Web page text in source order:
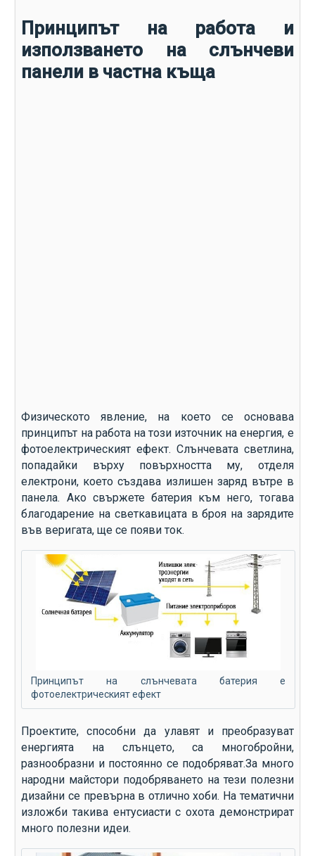
Принципът на работа и
използването на слънчеви
панели в частна къща
Физическото явление, на което се основава
принципът на работа на този източник на енергия, е
фотоелектрическият ефект. Слънчевата светлина,
попадайки върху повърхността му, отделя
електрони, което създава излишен заряд вътре в
панела. Ако свържете батерия към него, тогава
благодарение на светкавицата в броя на зарядите
във веригата, ще се появи ток.
Принципът на слънчевата батерия е
фотоелектрическият ефект
Проектите, способни да улавят и преобразуват
енергията на слънцето, са многобройни,
разнообразни и постоянно се подобряват.За много
народни майстори подобряването на тези полезни
дизайни се превърна в отлично хоби. На тематични
изложби такива ентусиасти с охота демонстрират
много полезни идеи.